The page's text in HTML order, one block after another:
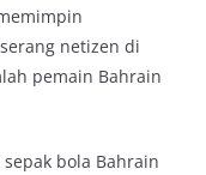
netizen di
pemain Bahrain
bola Bahrain